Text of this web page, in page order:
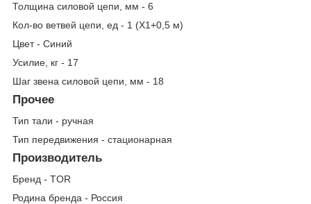
Толщина силовой цепи, мм - 6
Кол-во ветвей цепи, ед - 1 (Х1+0,5 м)
Цвет - Синий
Усилие, кг - 17
Шаг звена силовой цепи, мм - 18
Прочее
Тип тали - ручная
Тип передвижения - стационарная
Производитель
Бренд - TOR
Родина бренда - Россия